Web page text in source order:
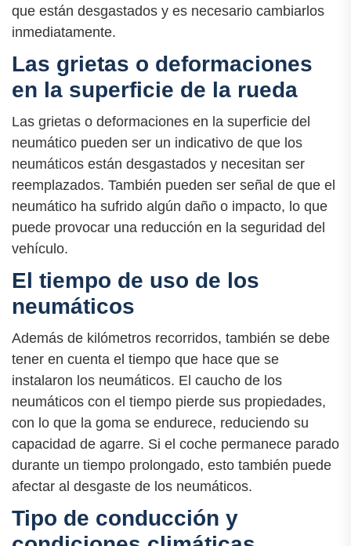
que están desgastados y es necesario cambiarlos
inmediatamente.
Las grietas o deformaciones
en la superficie de la rueda
Las grietas o deformaciones en la superficie del
neumático pueden ser un indicativo de que los
neumáticos están desgastados y necesitan ser
reemplazados. También pueden ser señal de que el
neumático ha sufrido algún daño o impacto, lo que
puede provocar una reducción en la seguridad del
vehículo.
El tiempo de uso de los
neumáticos
Además de kilómetros recorridos, también se debe
tener en cuenta el tiempo que hace que se
instalaron los neumáticos. El caucho de los
neumáticos con el tiempo pierde sus propiedades,
con lo que la goma se endurece, reduciendo su
capacidad de agarre. Si el coche permanece parado
durante un tiempo prolongado, esto también puede
afectar al desgaste de los neumáticos.
Tipo de conducción y